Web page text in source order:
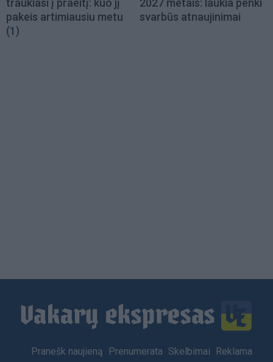
traukiasi į praeitį: kuo jį
pakeis artimiausiu metu
(1)
2027 metais: laukia penki
svarbūs atnaujinimai
Footer
Pranešk naujieną Prenumerata Skelbimai Reklama